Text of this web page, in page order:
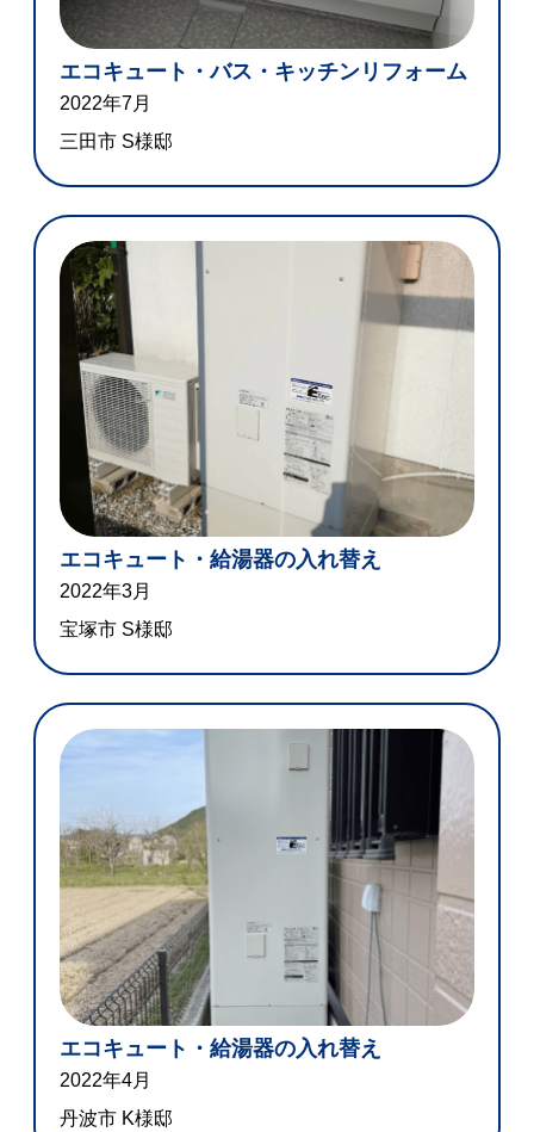
エコキュート・バス・キッチンリフォーム
2022年7月
三田市 S様邸
エコキュート・給湯器の入れ替え
2022年3月
宝塚市 S様邸
エコキュート・給湯器の入れ替え
2022年4月
丹波市 K様邸